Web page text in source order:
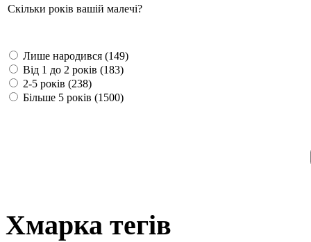
Скільки років вашій малечі?
Лише народився (149)
Від 1 до 2 років (183)
2-5 років (238)
Більше 5 років (1500)
Хмарка тегів